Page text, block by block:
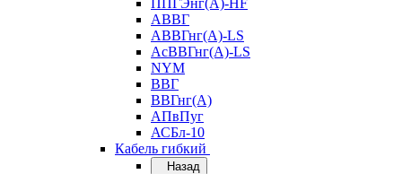
ППГЭнг(А)-HF
АВВГ
АВВГнг(А)-LS
АсВВГнг(А)-LS
NYM
ВВГ
ВВГнг(А)
АПвПуг
АСБл-10
Кабель гибкий
Назад